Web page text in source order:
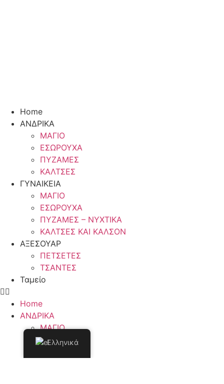
Home
ΑΝΔΡΙΚΑ
ΜΑΓΙΟ
ΕΣΩΡΟΥΧΑ
ΠΥΖΑΜΕΣ
ΚΑΛΤΣΕΣ
ΓΥΝΑΙΚΕΙΑ
ΜΑΓΙΟ
ΕΣΩΡΟΥΧΑ
ΠΥΖΑΜΕΣ – ΝΥΧΤΙΚΑ
ΚΑΛΤΣΕΣ ΚΑΙ ΚΑΛΣΟΝ
ΑΞΕΣΟΥΑΡ
ΠΕΤΣΕΤΕΣ
ΤΣΑΝΤΕΣ
Ταμείο
Home
ΑΝΔΡΙΚΑ
ΜΑΓΙΟ
ΕΣΩΡΟΥΧΑ
Ελληνικά